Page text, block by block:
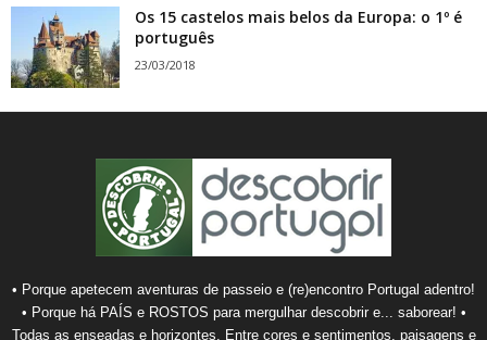
Os 15 castelos mais belos da Europa: o 1º é
português
23/03/2018
• Porque apetecem aventuras de passeio e (re)encontro Portugal adentro!
• Porque há PAÍS e ROSTOS para mergulhar descobrir e... saborear! •
Todas as enseadas e horizontes. Entre cores e sentimentos, paisagens e